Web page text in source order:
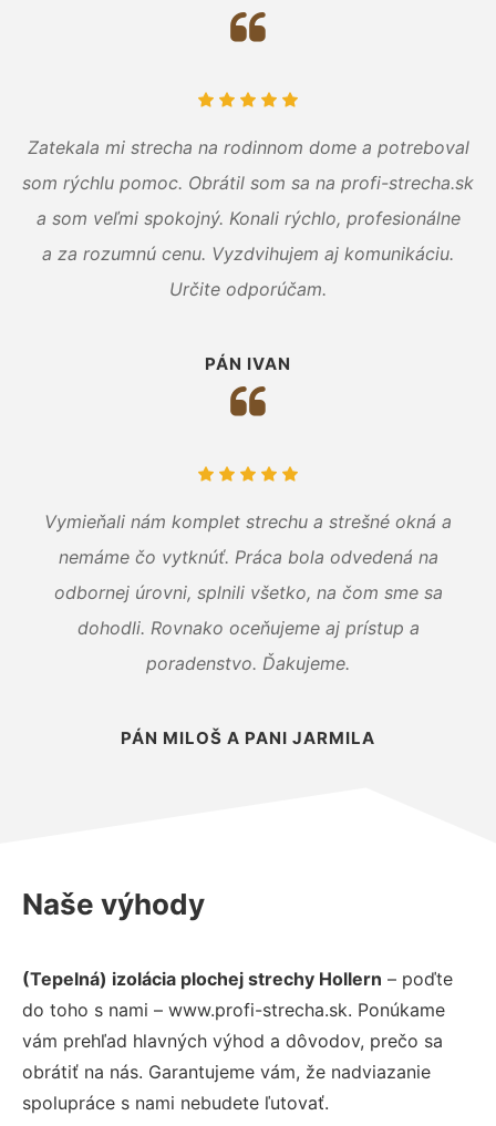
Zatekala mi strecha na rodinnom dome a potreboval
som rýchlu pomoc. Obrátil som sa na profi-strecha.sk
a som veľmi spokojný. Konali rýchlo, profesionálne
a za rozumnú cenu. Vyzdvihujem aj komunikáciu.
Určite odporúčam.
PÁN IVAN
Vymieňali nám komplet strechu a strešné okná a
nemáme čo vytknúť. Práca bola odvedená na
odbornej úrovni, splnili všetko, na čom sme sa
dohodli. Rovnako oceňujeme aj prístup a
poradenstvo. Ďakujeme.
PÁN MILOŠ A PANI JARMILA
Naše výhody
(Tepelná) izolácia plochej strechy Hollern – poďte
do toho s nami – www.profi-strecha.sk. Ponúkame
vám prehľad hlavných výhod a dôvodov, prečo sa
obrátiť na nás. Garantujeme vám, že nadviazanie
spolupráce s nami nebudete ľutovať.